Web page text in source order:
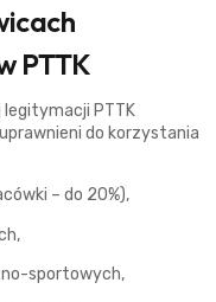
PTTK
legitymacji PTTK
do korzystania
– do 20%),
sportowych,